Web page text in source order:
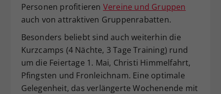
Personen profitieren Vereine und Gruppen
auch von attraktiven Gruppenrabatten.
Besonders beliebt sind auch weiterhin die
Kurzcamps (4 Nächte, 3 Tage Training) rund
um die Feiertage 1. Mai, Christi Himmelfahrt,
Pfingsten und Fronleichnam. Eine optimale
Gelegenheit, das verlängerte Wochenende mit